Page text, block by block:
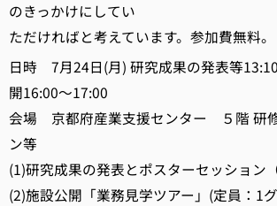
のきっかけにしてい
ただければと考えています。参加費無料
日時 7月24日(月) 研究成果の発表等
開16:00～17:00
会場 京都府産業支援センター ５階 研
ン等
(1)研究成果の発表とポスターセッション
(2)施設公開「業務見学ツアー」(定員：1